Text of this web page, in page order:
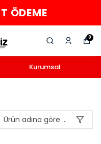
ÖDEME
0
Kurumsal
Ürün adına göre A-Z